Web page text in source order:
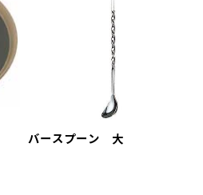
バースプーン 大